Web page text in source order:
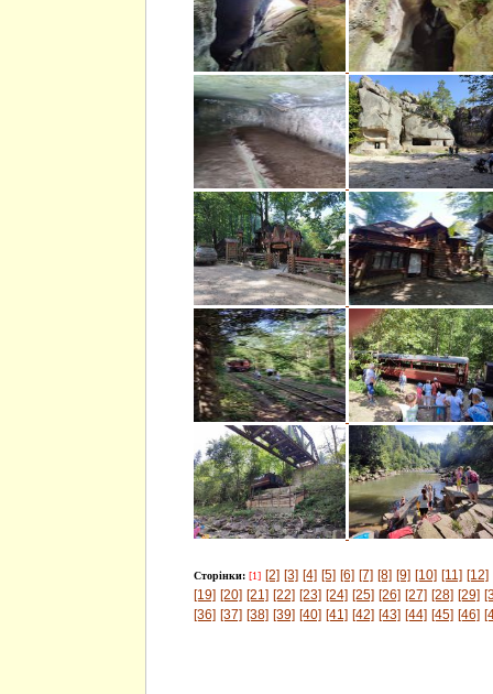
Сторінки: [1] [2] [3] [4] [5] [6] [7] [8] [9] [10] [11] [12]
[19] [20] [21] [22] [23] [24] [25] [26] [27] [28] [29]
[36] [37] [38] [39] [40] [41] [42] [43] [44] [45] [46]